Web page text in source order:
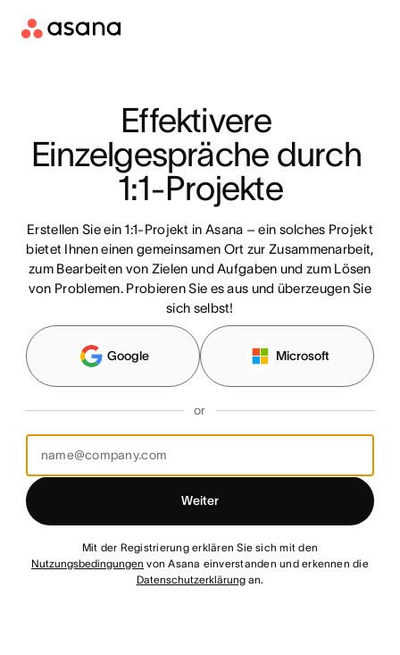
Effektivere
Einzelgespräche durch
1:1-Projekte
Erstellen Sie ein 1:1-Projekt in Asana – ein solches Projekt
bietet Ihnen einen gemeinsamen Ort zur Zusammenarbeit,
zum Bearbeiten von Zielen und Aufgaben und zum Lösen
von Problemen. Probieren Sie es aus und überzeugen Sie
sich selbst!
Google Microsoft
or
Weiter
Mit der Registrierung erklären Sie sich mit den
Nutzungsbedingungen von Asana einverstanden und erkennen die
Datenschutzerklärungan.